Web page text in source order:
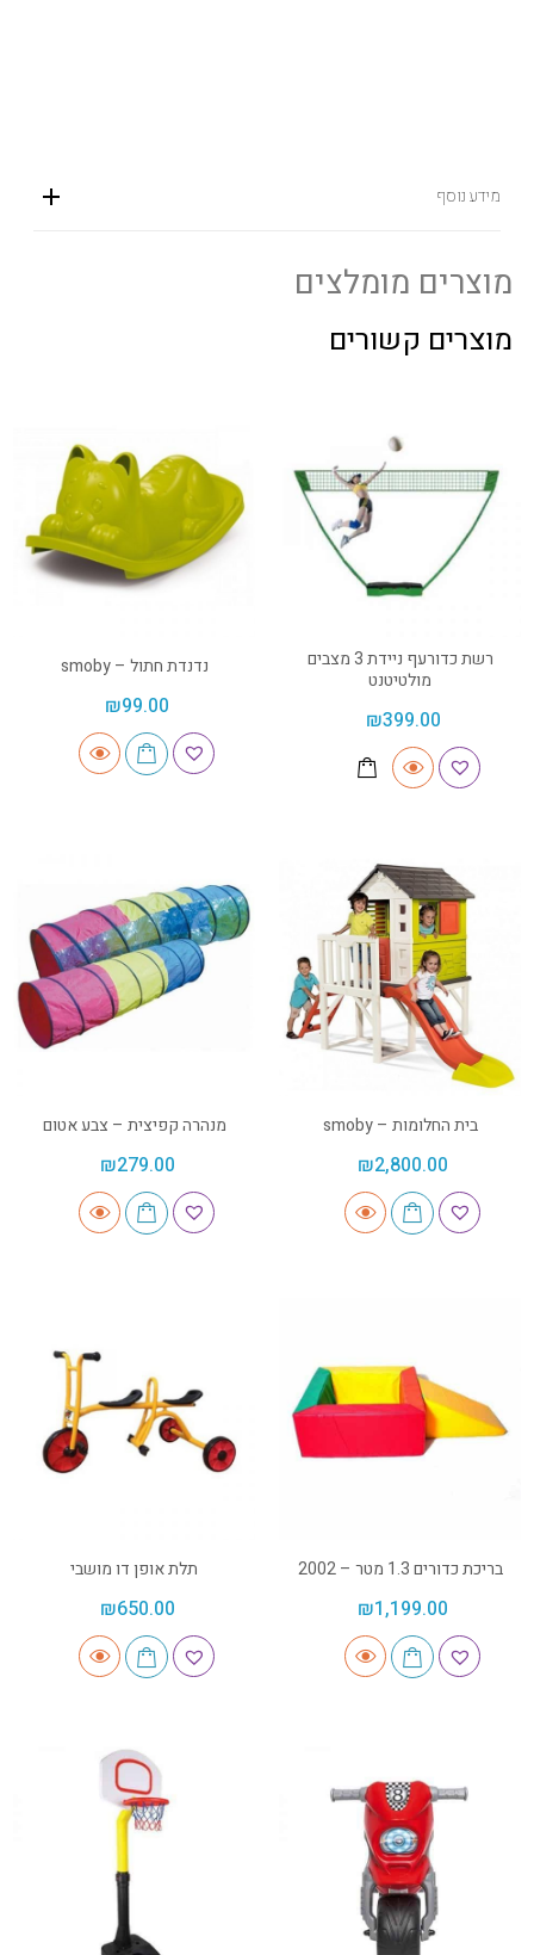
מידע נוסף
מוצרים מומלצים
מוצרים קשורים
רשת כדורעף ניידת 3 מצבים
מולטיטנט
₪399.00
נדנדת חתול – smoby
₪99.00
בית החלומות – smoby
₪2,800.00
מנהרה קפיצית – צבע אטום
₪279.00
בריכת כדורים 1.3 מטר – 2002
₪1,199.00
תלת אופן דו מושבי
₪650.00